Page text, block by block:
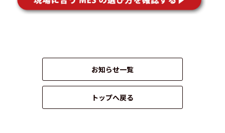
お知らせ一覧
トップへ戻る